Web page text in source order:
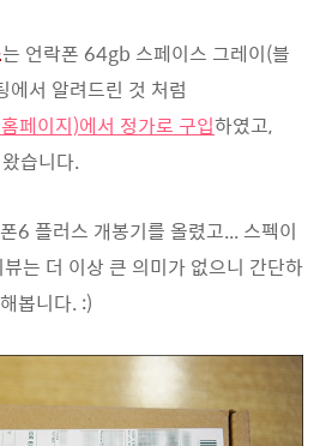
는 언락폰 64gb 스페이스 그레이(블
에서 알려드린 것 처럼
페이지)에서 정가로 구입하였고,
습니다.
6 플러스 개봉기를 올렸고... 스펙이
는 더 이상 큰 의미가 없으니 간단하
봅니다. :)